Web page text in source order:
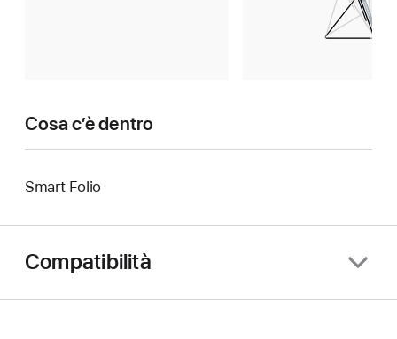
Cosa c’è dentro
Smart Folio
Compatibilità